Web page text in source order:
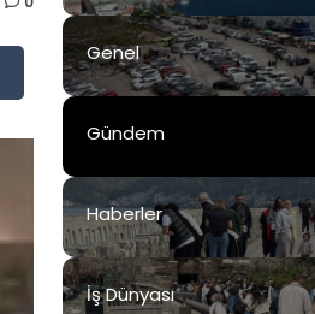
Genel
Gündem
Haberler
İş Dünyası